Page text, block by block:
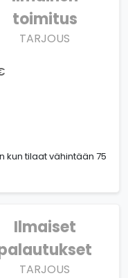
toimitus
TARJOUS
kun tilaat vähintään 75
Ilmaiset
TARJOUS